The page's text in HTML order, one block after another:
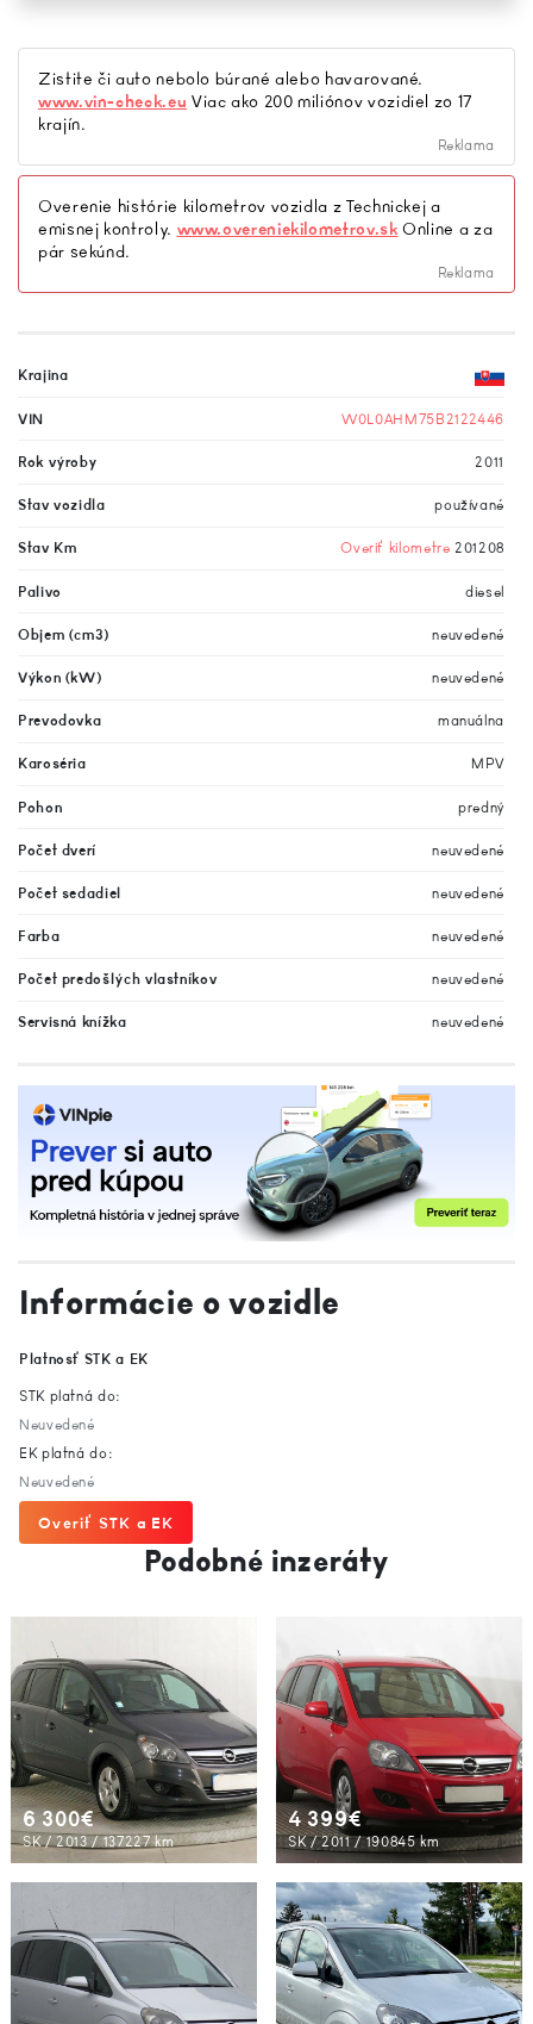
Zistite či auto nebolo búrané alebo havarované.
www.vin-check.eu Viac ako 200 miliónov vozidiel zo 17
krajín.
Reklama
Overenie histórie kilometrov vozidla z Technickej a
emisnej kontroly. www.overeniekilometrov.sk Online a za
pár sekúnd.
Reklama
Krajina
VIN W0L0AHM75B2122446
Rok výroby 2011
Stav vozidla používané
Stav Km Overiť kilometre 201208
Palivo diesel
Objem (cm3) neuvedené
Výkon (kW) neuvedené
Prevodovka manuálna
Karoséria MPV
Pohon predný
Počet dverí neuvedené
Počet sedadiel neuvedené
Farba neuvedené
Počet predošlých vlastníkov neuvedené
Servisná knížka neuvedené
Informácie o vozidle
Platnosť STK a EK
STK platná do:
Neuvedené
EK platná do:
Neuvedené
Overiť STK a EK
Podobné inzeráty
6 300€
SK / 2013 / 137227 km
4 399€
SK / 2011 / 190845 km